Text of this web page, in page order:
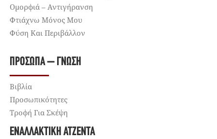
Ομορφιά – Αντιγήρανση
Φτιάχνω Μόνος Μου
Φύση Και Περιβάλλον
ΠΡΌΣΩΠΑ – ΓΝΏΣΗ
Βιβλία
Προσωπικότητες
Τροφή Για Σκέψη
ΕΝΑΛΛΑΚΤΙΚΉ ΑΤΖΈΝΤΑ